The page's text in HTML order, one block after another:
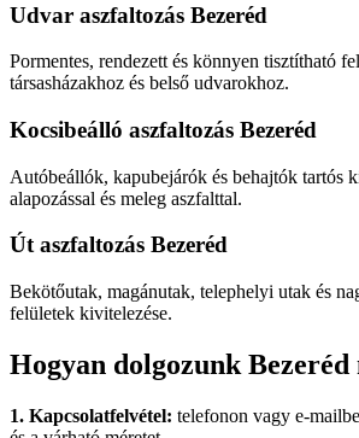
Udvar aszfaltozás Bezeréd
Pormentes, rendezett és könnyen tisztítható
társasházakhoz és belső udvarokhoz.
Kocsibeálló aszfaltozás Bezeréd
Autóbeállók, kapubejárók és behajtók tartós
alapozással és meleg aszfalttal.
Út aszfaltozás Bezeréd
Bekötőutak, magánutak, telephelyi utak és
felületek kivitelezése.
Hogyan dolgozunk
1. Kapcsolatfelvétel: telefonon vagy e-